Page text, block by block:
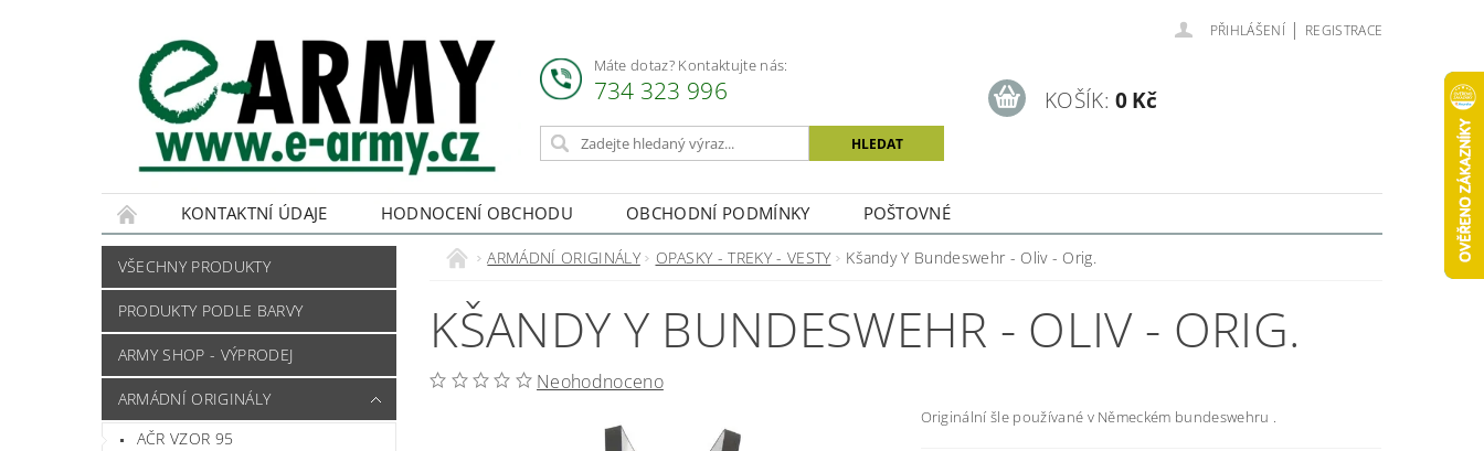
Máte dotaz? Kontaktujte nás:
734 323 996
PŘIHLÁŠENÍ | REGISTRACE
KOŠÍK: 0 Kč
KONTAKTNÍ ÚDAJE HODNOCENÍ OBCHODU OBCHODNÍ PODMÍNKY POŠTOVNÉ
VŠECHNY PRODUKTY
PRODUKTY PODLE BARVY
ARMY SHOP - VÝPRODEJ
ARMÁDNÍ ORIGINÁLY
AČR VZOR 95
ARMÁDNÍ ORIGINÁLY OPASKY - TREKY - VESTY Kšandy Y Bundeswehr - Oliv - Orig.
KŠANDY Y BUNDESWEHR - OLIV - ORIG.
Neohodnoceno
Originální šle používané v Německém bundeswehru .